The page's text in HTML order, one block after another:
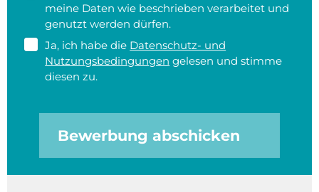
meine Daten wie beschrieben verarbeitet und
genutzt werden dürfen.
Ja, ich habe die Datenschutz- und
Nutzungsbedingungen gelesen und stimme
diesen zu.
Bewerbung abschicken